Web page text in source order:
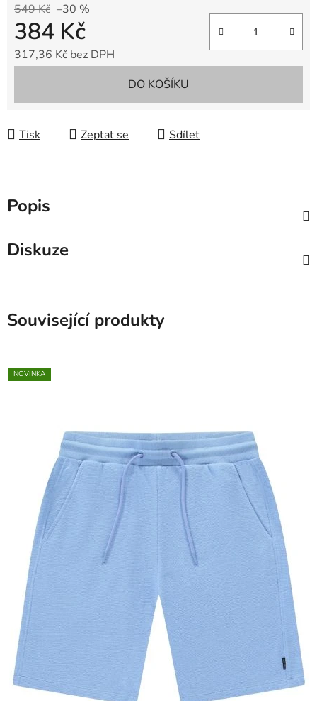
549 Kč –30 %
384 Kč
317,36 Kč bez DPH
DO KOŠÍKU
Tisk Zeptat se Sdílet
Popis
Diskuze
Související produkty
NOVINKA